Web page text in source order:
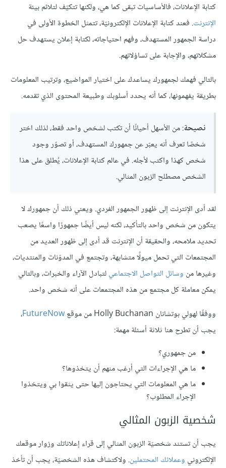
كتابة الإعلانات، فالأساسيات تبقى كما هي، ولكنها تتكيّف لتلائم بيئة
الإنترنت. فعند كتابة الإعلانات الإلكترونيّة، تتمثل الخطوة الأولى في
دراسة الجمهور المستهدف، وفهم احتياجاته، لكتابة إعلان يستهدف حل
مشكلاتهم، والإجابة على تساؤلاتهم.
بالتالي فهمك لجمهورك يساعدك على اختيار المواضيع، وترتيب المعلومات
بطريقة يفهمونها، كما أنه يحدد أسلوبك وطبيعة المحتوى الذي تقدمه.
نصيحة: من الأسهل أحيانًا أن تكتب لشخص واحد فقط، لذلك اختر
شخصًا تعرف أنه يعبّر عن جمهورك المستهدف، أو تصوّر وجود
شخص كهذا واكتب لأجله. في عالم كتابة الإعلانات، يُطلق على هذا
الشخص مصطلح الزبون المثالي.
لقد أدى الإنترنت إلى ظهور الجمهور الفردي. ويعني ذلك أن جمهورك لا
يتكون من شخص واحد بالتأكيد، لكنه ليس أيضًا جمهورًا واسعًا يصعب
تحديد ملامحه، والحقيقة أن الإنترنت قد أدى إلى ظهور العديد من
المجتمعات التي تحمل ميولًا متشابهة، وتجتمع في المدوّنات والمنتديات،
وغيرها من وسائل التواصل الاجتماعيلتبادل الآراء والخبرات، وبالتالي
يمكن معاملة كل مجتمع من هذه المجتمعات على أنه شخص واحد.
ووفقًا لهولي بوتشانان Holly Buchanan من موقع
FutureNow،
يجب أن تطرح هنا ثلاثة أسئلة مهمة:
من جمهوري؟
ما هي الإجراءات التي أرغب منهم أن يتخذوها؟
ما هي المعلومات التي يحتاجون إليها حتى يثقوا بي ويتخذوا
الإجراء المطلوب؟
شخصية الزبون المثالي
يجب أن تستند شخصيّة الزبون المثالي إلى قراء إعلاناتك وزوار موقعك
الإلكتروني وعملائك المحتملين. ولاكتشاف هذه الشخصيّة، يجب أن تأخذ